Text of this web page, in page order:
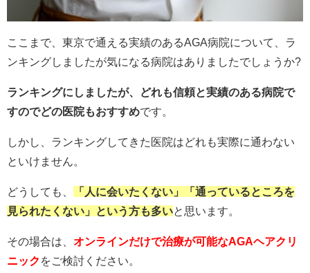
ここまで、東京で通える実績のあるAGA病院について、ラ
ンキングしましたが気になる病院はありましたでしょうか?
ランキングにしましたが、どれも信頼と実績のある病院で
すのでどの医院もおすすめです。
しかし、ランキングしてきた医院はどれも実際に通わない
といけません。
どうしても、
「人に会いたくない」「通っているところを
見られたくない」という方も多いと思います。
その場合は、 オンラインだけで治療が可能なAGAヘアクリ
ニック をご検討ください。